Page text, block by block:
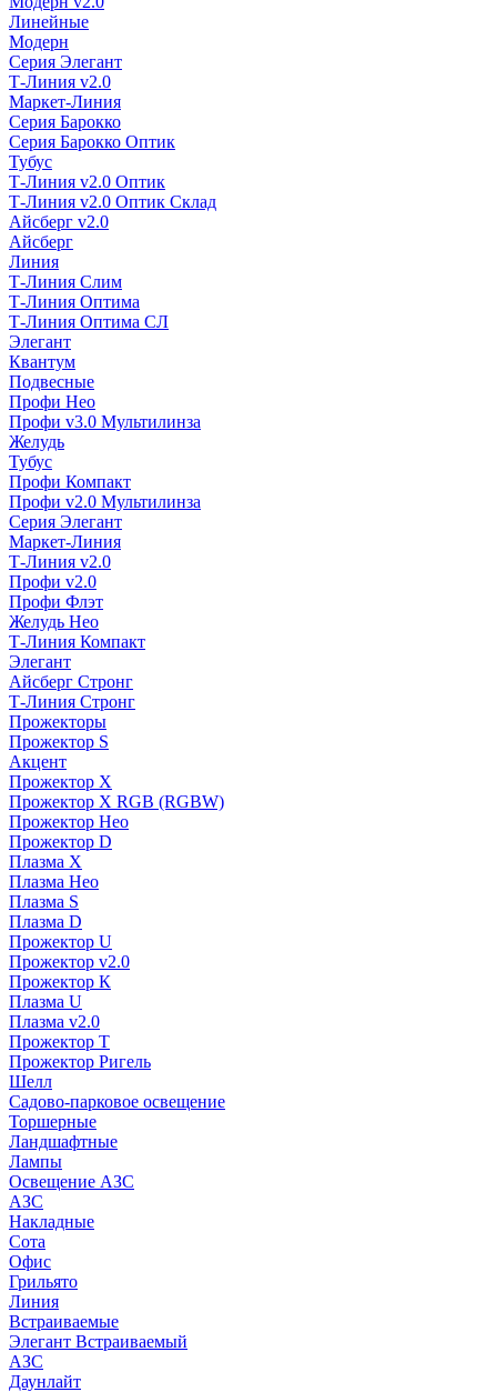
Линейные
Модерн
Серия Элегант
Т-Линия v2.0
Маркет-Линия
Серия Барокко
Серия Барокко Оптик
Тубус
Т-Линия v2.0 Оптик
Т-Линия v2.0 Оптик Склад
Айсберг v2.0
Айсберг
Линия
Т-Линия Слим
Т-Линия Оптима
Т-Линия Оптима СЛ
Элегант
Квантум
Подвесные
Профи Нео
Профи v3.0 Мультилинза
Желудь
Тубус
Профи Компакт
Профи v2.0 Мультилинза
Серия Элегант
Маркет-Линия
Т-Линия v2.0
Профи v2.0
Профи Флэт
Желудь Нео
Т-Линия Компакт
Элегант
Айсберг Стронг
Т-Линия Стронг
Прожекторы
Прожектор S
Акцент
Прожектор X
Прожектор Х RGB (RGBW)
Прожектор Нео
Прожектор D
Плазма X
Плазма Нео
Плазма S
Плазма D
Прожектор U
Прожектор v2.0
Прожектор К
Плазма U
Плазма v2.0
Прожектор Т
Прожектор Ригель
Шелл
Садово-парковое освещение
Торшерные
Ландшафтные
Лампы
Освещение АЗС
АЗС
Накладные
Сота
Офис
Грильято
Линия
Встраиваемые
Элегант Встраиваемый
АЗС
Даунлайт